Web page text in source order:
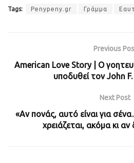
Tags: Penypeny.gr Γράμμα
Previous
American Love Story | O
υποδυθεί τον John
Next Post
«Αν πονάς, αυτό είναι για
χρειάζεται, ακόμα κι αν